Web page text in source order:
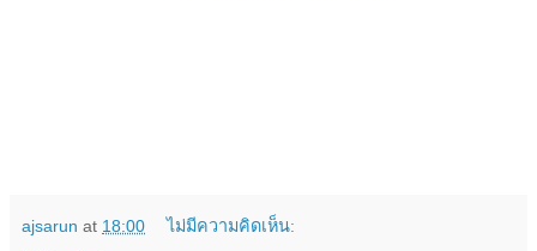
ajsarun at 18:00 ไม่มีความคิดเห็น: